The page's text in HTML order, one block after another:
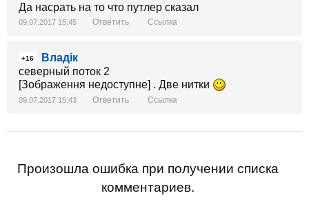
Да насрать на то что путлер сказал
09.07.2017 15:45 Ответить Ссылка
+16
Владік
северный поток 2
[Зображення недоступне] . Две нитки
09.07.2017 15:43 Ответить Ссылка
Произошла ошибка при получении списка
комментариев.